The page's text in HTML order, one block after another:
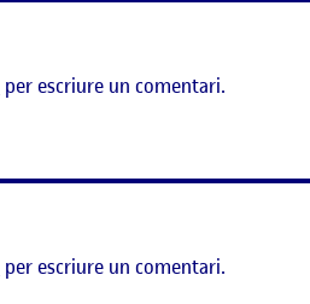
per escriure un comentari.
per escriure un comentari.